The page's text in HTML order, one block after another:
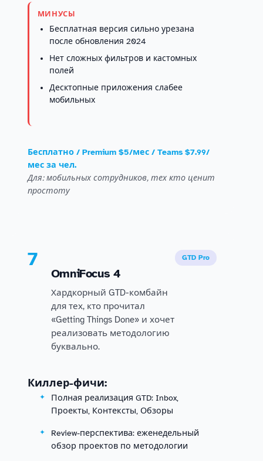
МИНУСЫ
Бесплатная версия сильно урезана
после обновления 2024
Нет сложных фильтров и кастомных
полей
Десктопные приложения слабее
мобильных
Бесплатно / Premium $5/мес / Teams $7.99/
мес за чел.
Для: мобильных сотрудников, тех кто ценит
простоту
7
OmniFocus 4
Хардкорный GTD-комбайн
для тех, кто прочитал
«Getting Things Done» и хочет
реализовать методологию
буквально.
GTD Pro
Киллер-фичи:
Полная реализация GTD: Inbox,
Проекты, Контексты, Обзоры
Review-перспектива: еженедельный
обзор проектов по методологии